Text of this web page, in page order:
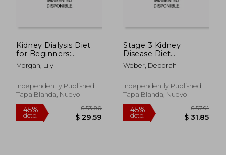
45% $ 50.47 40% $
Kidney Dialysis Diet
for Beginners:
Recipes that are both
delicious and dialysis-
Morgan, Lily
Independently Published,
Tapa Blanda, Nuevo
Stage 3 Kidney
Disease Diet
Cookbook: The
Ultimate Tasty
Recipes Guide to
Slow, Stop or
Disease (en Inglés)
Weber, Deborah
Independently Published,
Tapa Blanda, Nuevo